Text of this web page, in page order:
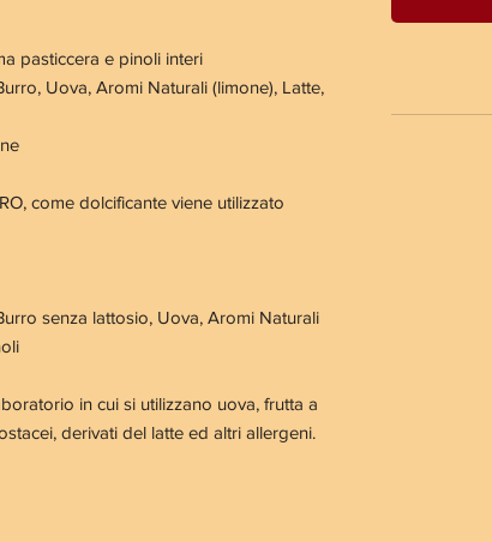
pasticcera e pinoli interi
, Uova, Aromi Naturali (limone), Latte,
come dolcificante viene utilizzato
senza lattosio, Uova, Aromi Naturali
in cui si utilizzano uova, frutta a
derivati del latte ed altri allergeni.